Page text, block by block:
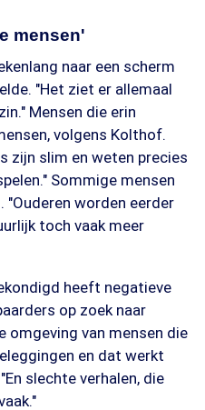
mensen'
naar een scherm
"Het ziet er allemaal
Mensen die erin
volgens Kolthof.
zijn slim en weten precies
Sommige mensen
"Ouderen worden eerder
toch vaak meer
heeft negatieve
op zoek naar
omgeving van mensen die
en dat werkt
slechte verhalen, die